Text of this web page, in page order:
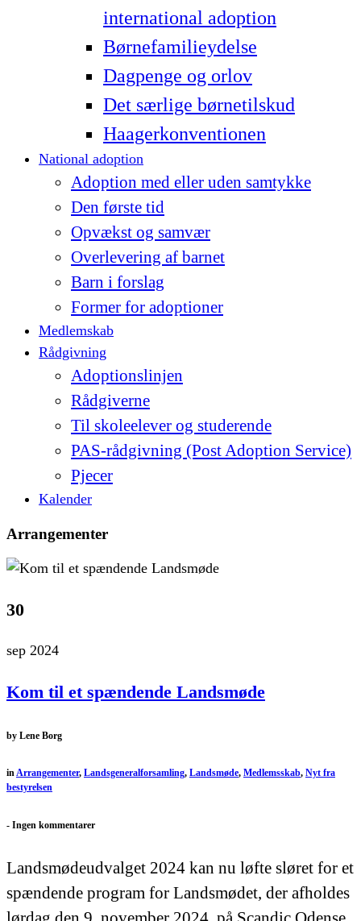
international adoption
Børnefamilieydelse
Dagpenge og orlov
Det særlige børnetilskud
Haagerkonventionen
National adoption
Adoption med eller uden samtykke
Den første tid
Opvækst og samvær
Overlevering af barnet
Barn i forslag
Former for adoptioner
Medlemskab
Rådgivning
Adoptionslinjen
Rådgiverne
Til skoleelever og studerende
PAS-rådgivning (Post Adoption Service)
Pjecer
Kalender
Arrangementer
30
sep 2024
Kom til et spændende Landsmøde
by Lene Borg
inArrangementer, Landsgeneralforsamling, Landsmøde, Medlemsskab, Nyt fra
bestyrelsen
- Ingen kommentarer
Landsmødeudvalget 2024 kan nu løfte sløret for et
spændende program for Landsmødet, der afholdes